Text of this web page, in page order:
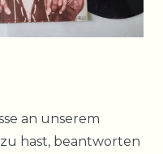
an unserem
hast, beantworten